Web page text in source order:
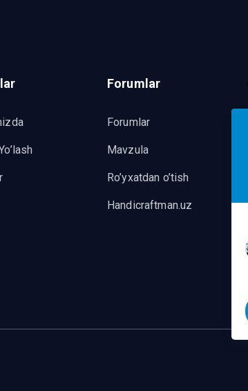
Forumlar
Forumlar
Mavzula
Ro’yxatdan o’tish
Handicraftman.uz